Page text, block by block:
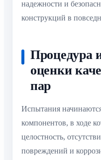
надежности и
конструкций в
Процедура
оценки
пар
Испытания
компонентов, в ходе
целостность,
повреждений и